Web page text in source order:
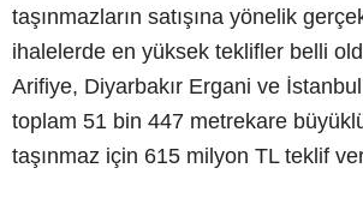
taşınmazların satışına yönelik
ihalelerde en yüksek teklifler belli
Arifiye, Diyarbakır Ergani ve
toplam 51 bin 447 metrekare
taşınmaz için 615 milyon TL teklif